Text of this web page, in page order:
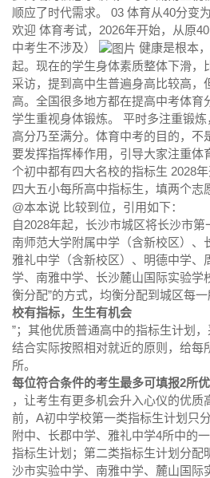
顺应了时代需求。 03 体育从40分变
欢迎 体育考试，2026年开始，从原
中考生不涉及）
健康是根本
起。现在的学生身体素质整体下滑，
采访，提到高中生普遍身高比较高，
高。全国很多地方都在提高中考体育
学生重视身体锻炼。 平时多注重锻
高分乃至满分。体育中考的目的，不
要发挥指挥棒作用，引导大家注重体
个初中都有四大名校的指标生 2028
四大五小每所高中指标生，填两个志
@本本说 比较到位，引用如下：
自2028年起，长沙市城区将长沙市
南师范大学附属中学（含新校区）、
雅礼中学（含新校区）、明德中学、
学、南雅中学、长沙麓山国际实验学
衡分配”的方式，均衡分配到城区每
校有指标，生生有机会
”；其他优质普通高中的指标生计划，
结合实际按照相对就近的原则，给每
所。
每位符合条件的考生最多可填报2所
，让考生有更多机会升入心仪的优质
前，A初中学校第一类指标生计划只
附中、长郡中学、雅礼中学4所中的
指标生计划；第二类指标生计划分配
沙市实验中学、南雅中学、麓山国际